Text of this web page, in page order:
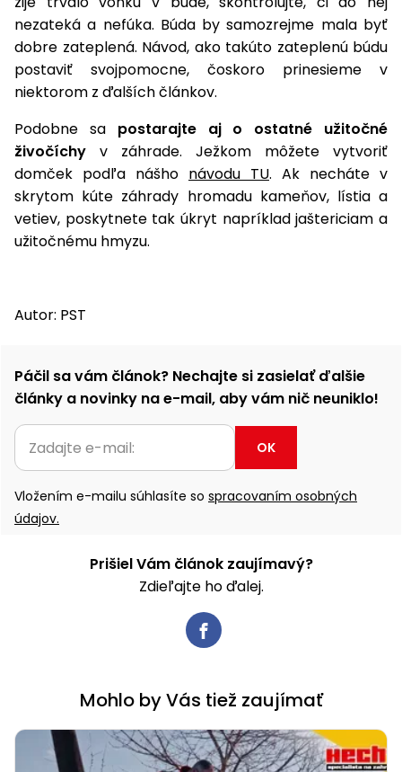
nezateká a nefúka. Búda by samozrejme mala byť
dobre zateplená. Návod, ako takúto zateplenú búdu
postaviť svojpomocne, čoskoro prinesieme v
niektorom z ďalších článkov.
Podobne sa postarajte aj o ostatné užitočné
živočíchy v záhrade. Ježkom môžete vytvoriť
domček podľa nášho návodu TU. Ak necháte v
skrytom kúte záhrady hromadu kameňov, lístia a
vetiev, poskytnete tak úkryt napríklad jaštericiam a
užitočnému hmyzu.
Autor: PST
Páčil sa vám článok? Nechajte si zasielať ďalšie
články a novinky na e-mail, aby vám nič neuniklo!
OK
Vložením e-mailu súhlasíte so spracovaním osobných
údajov.
Prišiel Vám článok zaujímavý?
Zdieľajte ho ďalej.
Mohlo by Vás tiež zaujímať